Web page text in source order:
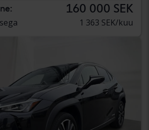
160 000 SEK
1 363 SEK/kuu